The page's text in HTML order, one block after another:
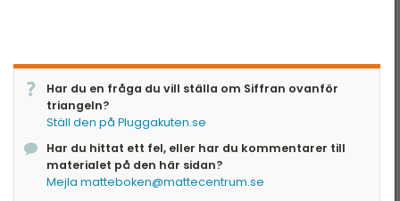
Har du en fråga du vill ställa om Siffran ovanför
triangeln?
Ställ den på Pluggakuten.se
Har du hittat ett fel, eller har du kommentarer till
materialet på den här sidan?
Mejla matteboken@mattecentrum.se